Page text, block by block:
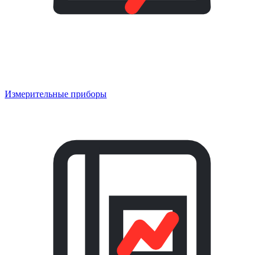
Измерительные приборы